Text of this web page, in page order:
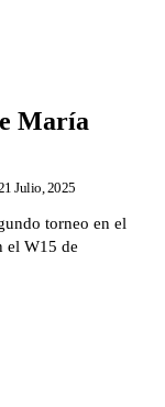
María
Julio, 2025
torneo en el
el W15 de